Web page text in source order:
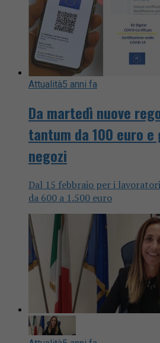
Attualità5 anni fa
Da martedì nuove
tantum da 100 euro e
negozi
Dal 15 febbraio per i
da 600 a 1.500 euro